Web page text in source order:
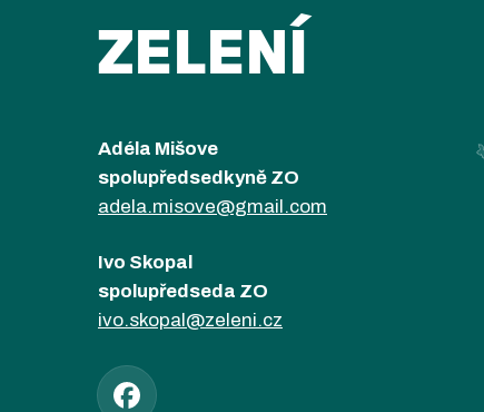
ZELENÍ
Adéla Mišove
spolupředsedkyně ZO
adela.misove@gmail.com
Ivo Skopal
spolupředseda ZO
ivo.skopal@zeleni.cz